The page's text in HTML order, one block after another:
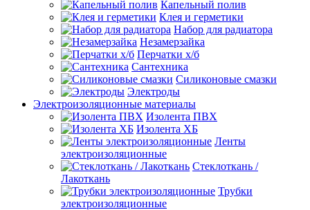
Капельный полив
Клея и герметики
Набор для радиатора
Незамерзайка
Перчатки х/б
Сантехника
Силиконовые смазки
Электроды
Электроизоляционные материалы
Изолента ПВХ
Изолента ХБ
Ленты
электроизоляционные
Стеклоткань /
Лакоткань
Трубки
электроизоляционные